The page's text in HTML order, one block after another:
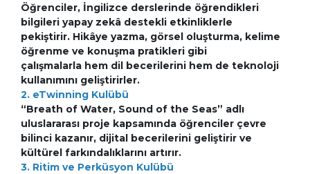
Öğrenciler, İngilizce derslerinde öğrendikleri
bilgileri yapay zekâ destekli etkinliklerle
pekiştirir. Hikâye yazma, görsel oluşturma, kelime
öğrenme ve konuşma pratikleri gibi
çalışmalarla hem dil becerilerini hem de teknoloji
kullanımını geliştirirler.
2. eTwinning Kulübü
“Breath of Water, Sound of the Seas” adlı
uluslararası proje kapsamında öğrenciler çevre
bilinci kazanır, dijital becerilerini geliştirir ve
kültürel farkındalıklarını artırır.
3. Ritim ve Perküsyon Kulübü